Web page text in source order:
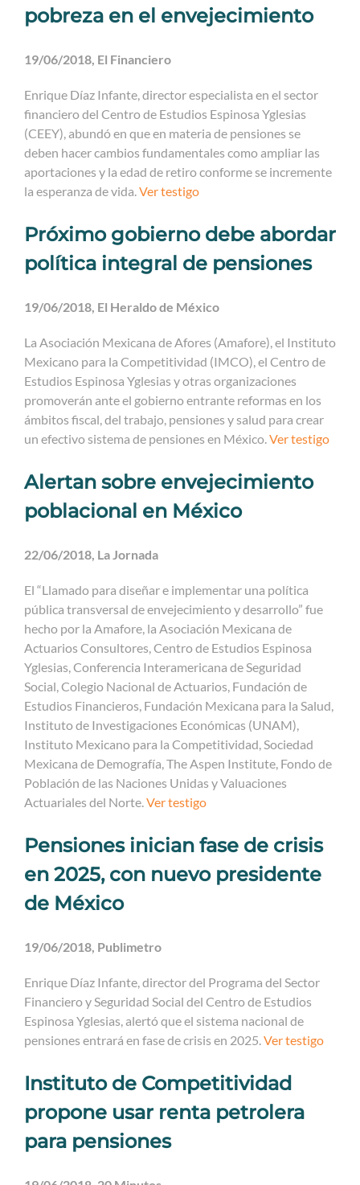
pobreza en el envejecimiento
19/06/2018, El Financiero
Enrique Díaz Infante, director especialista en el sector
financiero del Centro de Estudios Espinosa Yglesias
(CEEY), abundó en que en materia de pensiones se
deben hacer cambios fundamentales como ampliar las
aportaciones y la edad de retiro conforme se incremente
la esperanza de vida.Ver testigo
Próximo gobierno debe abordar
política integral de pensiones
19/06/2018, El Heraldo de México
La Asociación Mexicana de Afores (Amafore), el Instituto
Mexicano para la Competitividad (IMCO), el Centro de
Estudios Espinosa Yglesias y otras organizaciones
promoverán ante el gobierno entrante reformas en los
ámbitos fiscal, del trabajo, pensiones y salud para crear
un efectivo sistema de pensiones en México.Ver testigo
Alertan sobre envejecimiento
poblacional en México
22/06/2018, La Jornada
El “Llamado para diseñar e implementar una política
pública transversal de envejecimiento y desarrollo” fue
hecho por la Amafore, la Asociación Mexicana de
Actuarios Consultores, Centro de Estudios Espinosa
Yglesias, Conferencia Interamericana de Seguridad
Social, Colegio Nacional de Actuarios, Fundación de
Estudios Financieros, Fundación Mexicana para la Salud,
Instituto de Investigaciones Económicas (UNAM),
Instituto Mexicano para la Competitividad, Sociedad
Mexicana de Demografía, The Aspen Institute, Fondo de
Población de las Naciones Unidas y Valuaciones
Actuariales del Norte.Ver testigo
Pensiones inician fase de crisis
en 2025, con nuevo presidente
de México
19/06/2018, Publimetro
Enrique Díaz Infante, director del Programa del Sector
Financiero y Seguridad Social del Centro de Estudios
Espinosa Yglesias, alertó que el sistema nacional de
pensiones entrará en fase de crisis en 2025.Ver testigo
Instituto de Competitividad
propone usar renta petrolera
para pensiones